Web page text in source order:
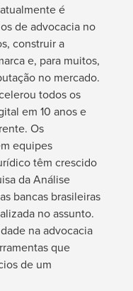
é
de advocacia no
construir a
e, para muitos,
no mercado.
todos os
em 10 anos e
Os
equipes
têm crescido
da Análise
bancas brasileiras
no assunto.
na advocacia
que
de um